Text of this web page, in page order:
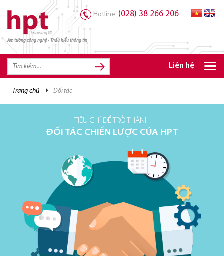
Am tường công nghệ - Thấu hiểu thông tin
Hotline: (028) 38 266 206
Liên hệ
trang chủ đối tác
TIÊU CHÍ ĐỂ TRỞ THÀNH
ĐỐI TÁC CHIẾN LƯỢC CỦA HPT
TRANG CHỦ
TRANG CHỦ
CƠ HỘI NGHỀ NGHIỆP